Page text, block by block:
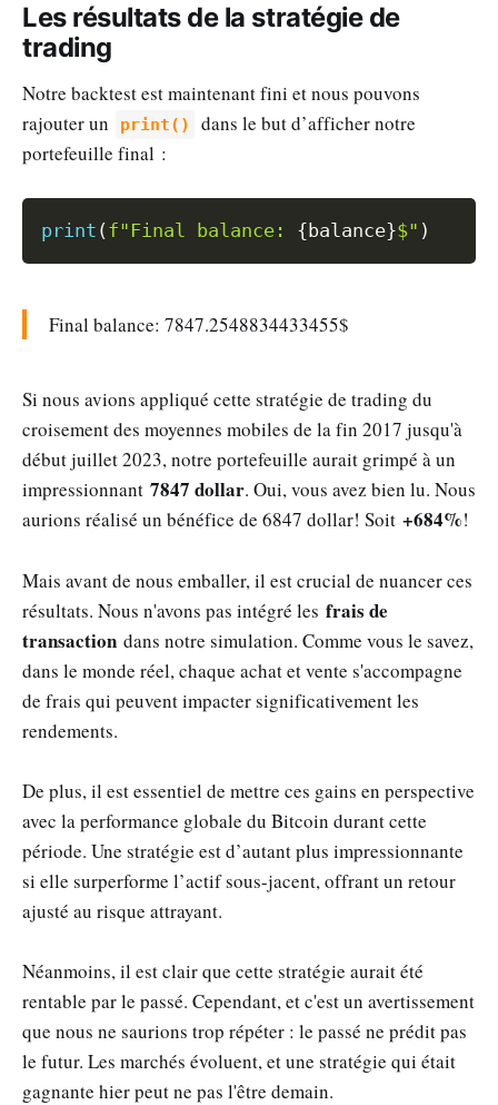
Les résultats de la stratégie de
trading
Notre backtest est maintenant fini et nous pouvons
rajouter un
print()
dans le but d’afficher notre
portefeuille final :
print (f"Final balance: {balance}$" )
Final balance: 7847.2548834433455$
Si nous avions appliqué cette stratégie de trading du
croisement des moyennes mobiles de la fin 2017 jusqu'à
début juillet 2023, notre portefeuille aurait grimpé à un
impressionnant 7847 dollar. Oui, vous avez bien lu. Nous
aurions réalisé un bénéfice de 6847 dollar! Soit +684%!
Mais avant de nous emballer, il est crucial de nuancer ces
résultats. Nous n'avons pas intégré les frais de
transaction dans notre simulation. Comme vous le savez,
dans le monde réel, chaque achat et vente s'accompagne
de frais qui peuvent impacter significativement les
rendements.
De plus, il est essentiel de mettre ces gains en perspective
avec la performance globale du Bitcoin durant cette
période. Une stratégie est d’autant plus impressionnante
si elle surperforme l’actif sous-jacent, offrant un retour
ajusté au risque attrayant.
Néanmoins, il est clair que cette stratégie aurait été
rentable par le passé. Cependant, et c'est un avertissement
que nous ne saurions trop répéter : le passé ne prédit pas
le futur. Les marchés évoluent, et une stratégie qui était
gagnante hier peut ne pas l'être demain.